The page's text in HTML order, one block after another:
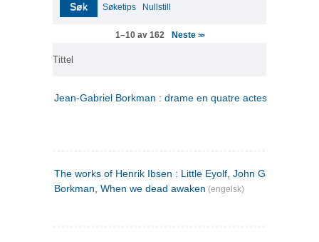
Søk Søketips Nullstill
1–10 av 162 Neste >>
Tittel
Jean-Gabriel Borkman : drame en quatre actes
The works of Henrik Ibsen : Little Eyolf, John Gabriel
Borkman, When we dead awaken (engelsk)